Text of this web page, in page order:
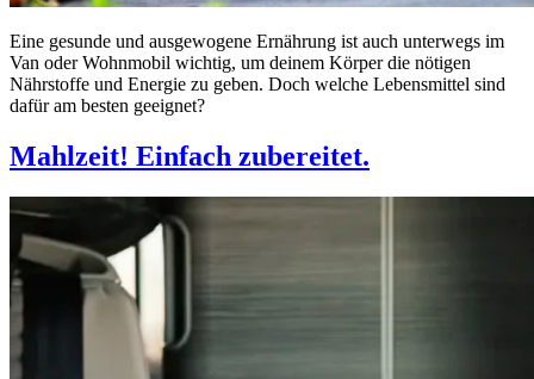
Eine gesunde und ausgewogene Ernährung ist auch unterwegs im
Van oder Wohnmobil wichtig, um deinem Körper die nötigen
Nährstoffe und Energie zu geben. Doch welche Lebensmittel sind
dafür am besten geeignet?
Mahlzeit! Einfach zubereitet.